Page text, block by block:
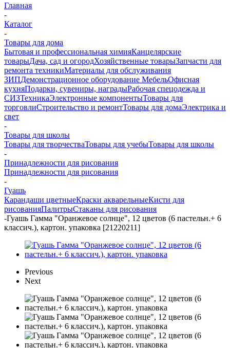
Главная
-
Каталог
-
Товары для дома
Бытовая и профессиональная химияКанцелярские
товарыДача, сад и огородХозяйственные товарыЗапчасти для
ремонта техникиМатериалы для обслуживания
ЗИПДемонстрационное оборудование МебельОфисная
кухняПодарки, сувениры, наградыРабочая спецодежда и
СИЗТехникаЭлектронные компонентыТовары для
торговлиСтроительство и ремонтТовары для домаЭлектрика и
свет
-
Товары для школы
Товары для творчестваТовары для учебыТовары для школы
-
Принадлежности для рисования
Принадлежности для рисования
-
Гуашь
Карандаши цветныеКраски акварельныеКисти для
рисованияПалитрыСтаканы для рисования
-Гуашь Гамма "Оранжевое солнце", 12 цветов (6 пастельн.+ 6
классич.), картон. упаковка [21220211]
Previous
Next